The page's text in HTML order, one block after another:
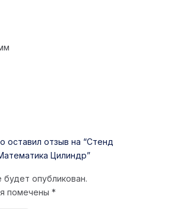
оставил отзыв на “Стенд
Цилиндр”
опубликован.
помечены *